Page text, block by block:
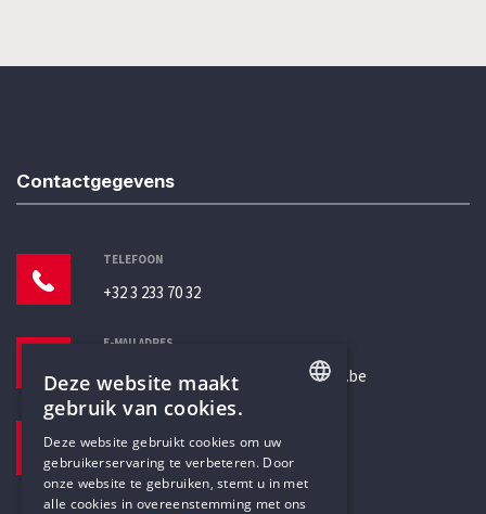
Contactgegevens
TELEFOON
+32 3 233 70 32
E-MAILADRES
secretariaat@humanistischverbond.be
Pottenbrug 4
Antwerpen, 2000
DUTCH
Deze website maakt
gebruik van cookies.
Deze website gebruikt cookies om uw
gebruikerservaring te verbeteren. Door
onze website te gebruiken, stemt u in met
alle cookies in overeenstemming met ons